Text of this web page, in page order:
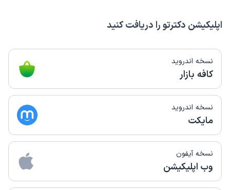
اپلیکیشن دکترتو را دریافت کنید
نسخه اندروید
کافه بازار
نسخه اندروید
مایکت
نسخه آیفون
وب اپلیکیشن